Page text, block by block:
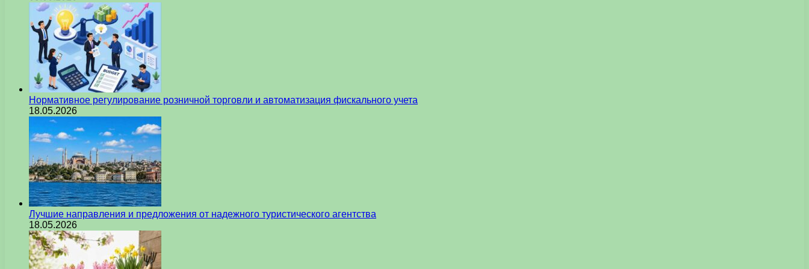
Нормативное регулирование розничной торговли и автоматизация фискального учета
18.05.2026
Лучшие направления и предложения от надежного туристического агентства
18.05.2026